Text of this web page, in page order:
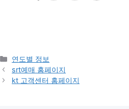
Categories
연도별 정보
srt예매 홈페이지
kt 고객센터 홈페이지